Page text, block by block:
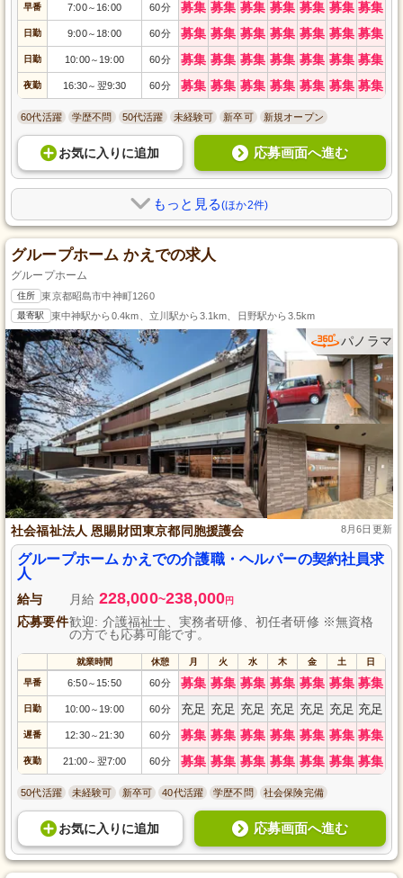
早番 7:00～ 16:00 60分 募集 募集 募集 募集 募集 募集 募集
日勤 9:00～ 18:00 60分 募集 募集 募集 募集 募集 募集 募集
日勤 10:00～ 19:00 60分 募集 募集 募集 募集 募集 募集 募集
夜勤 16:30～ 翌9:30 60分 募集 募集 募集 募集 募集 募集 募集
60代活躍 学歴不問 50代活躍 未経験可 新卒可 新規オープン
お気に入り に追加 応募画面へ進む
もっと見る(ほか2件)
グループホーム かえでの求人
グループホーム
住所 東京都昭島市中神町1260
最寄駅 東中神駅から0.4km、立川駅から3.1km、日野駅から3.5km
パノラマ
社会福祉法人 恩賜財団東京都同胞援護会 8月6日更新
グループホーム かえでの介護職・ヘルパーの契約社員求
人
給与 月給 228,000~238,000円
応募要件歓迎: 介護福祉士、実務者研修、初任者研修 ※無資格
の方でも応募可能です。
就業時間 休憩 月 火 水 木 金 土 日
早番 6:50～ 15:50 60分 募集 募集 募集 募集 募集 募集 募集
日勤 10:00～ 19:00 60分 充足 充足 充足 充足 充足 充足 充足
遅番 12:30～21:30 60分 募集 募集 募集 募集 募集 募集 募集
夜勤 21:00～ 翌7:00 60分 募集 募集 募集 募集 募集 募集 募集
50代活躍 未経験可 新卒可 40代活躍 学歴不問 社会保険完備
お気に入り に追加 応募画面へ進む